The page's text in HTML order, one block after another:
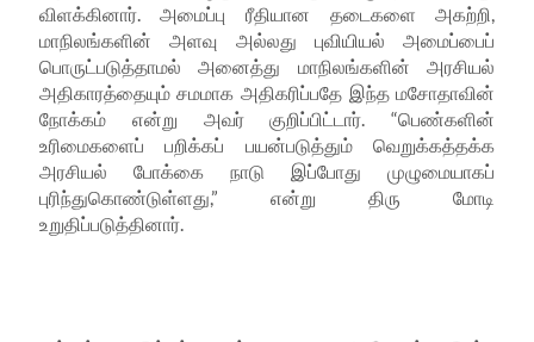
விளக்கினார். அமைப்பு ரீதியான தடைகளை அகற்றி
மாநிலங்களின் அளவு அல்லது புவியியல் அமைப்பைப்
பொருட்படுத்தாமல் அனைத்து மாநிலங்களின் அரசியல்
அதிகாரத்தையும் சமமாக அதிகரிப்பதே இந்த மசோதாவின்
நோக்கம் என்று அவர் குறிப்பிட்டார். “பெண்களின்
உரிமைகளைப் பறிக்கப் பயன்படுத்தும்வெறுக்கத்தக்க
அரசியல் போக்கை நாடு இப்போது முழுமையாகப்
புரிந்துகொண்டுள்ளது,” என்று திரு மோடி
உறுதிப்படுத்தினார்.